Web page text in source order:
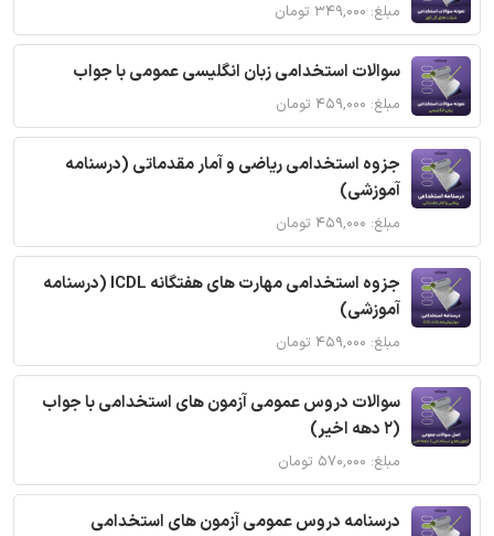
مبلغ: ۳۴۹,۰۰۰ تومان
سوالات استخدامی زبان انگلیسی عمومی با جواب
مبلغ: ۴۵۹,۰۰۰ تومان
جزوه استخدامی ریاضی و آمار مقدماتی (درسنامه
آموزشی)
مبلغ: ۴۵۹,۰۰۰ تومان
جزوه استخدامی مهارت های هفتگانه ICDL (درسنامه
آموزشی)
مبلغ: ۴۵۹,۰۰۰ تومان
سوالات دروس عمومی آزمون های استخدامی با جواب
(2 دهه اخیر)
مبلغ: ۵۷۰,۰۰۰ تومان
درسنامه دروس عمومی آزمون های استخدامی